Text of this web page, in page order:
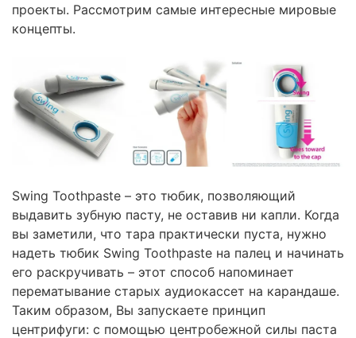
проекты. Рассмотрим самые интересные мировые
концепты.
Swing Toothpaste – это тюбик, позволяющий
выдавить зубную пасту, не оставив ни капли. Когда
вы заметили, что тара практически пуста, нужно
надеть тюбик Swing Toothpaste на палец и начинать
его раскручивать – этот способ напоминает
перематывание старых аудиокассет на карандаше.
Таким образом, Вы запускаете принцип
центрифуги: с помощью центробежной силы паста